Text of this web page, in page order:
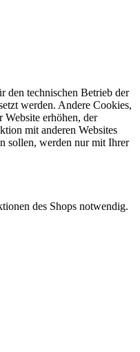
den technischen Betrieb der
werden. Andere Cookies,
erhöhen, der
mit anderen Websites
sollen, werden nur mit Ihrer
des Shops notwendig.